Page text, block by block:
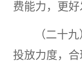
费能力，更
（二十
投放力度，